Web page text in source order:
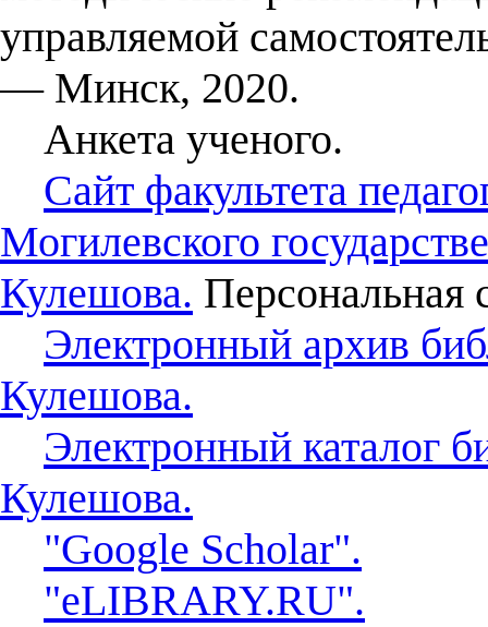
управляемой
— Минск, 2020.
Анкета ученого.
Сайт факультета
Могилевского
Кулешова. Персональная
Электронный архив
Кулешова.
Электронный каталог
Кулешова.
"Google Scholar".
"eLIBRARY.RU".